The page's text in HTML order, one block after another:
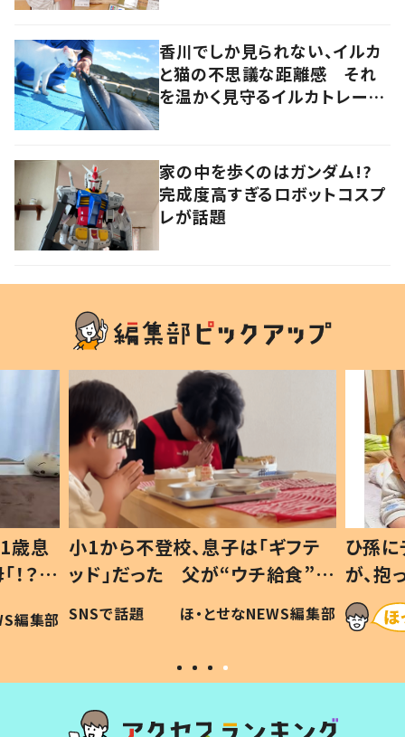
香川でしか見られない、イルカ
と猫の不思議な距離感 それ
を温かく見守るイルカトレーナ
家の中を歩くのはガンダム!?
完成度高すぎるロボットコスプ
レが話題
歳息
？」
編集部
小1から不登校、息子は「ギフテ
ッド」だった 父が“ウチ給食”を
作り続ける理由とは #令和の親
#令和の子
SNSで話題 ほ・とせなNEWS編集部
ひ孫
が、
「涙が
い」